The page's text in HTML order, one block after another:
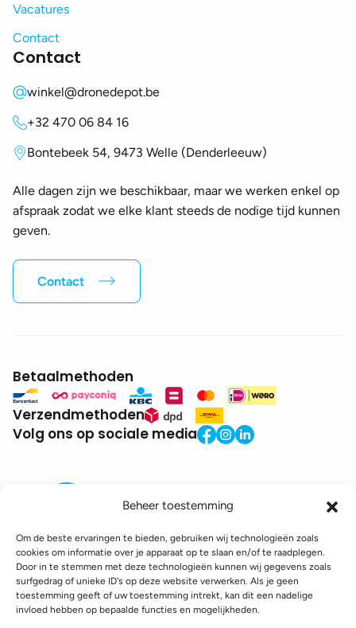
Beheer toestemming
Om de beste ervaringen te bieden, gebruiken wij technologieën zoals
cookies om informatie over je apparaat op te slaan en/of te raadplegen.
Door in te stemmen met deze technologieën kunnen wij gegevens zoals
surfgedrag of unieke ID's op deze website verwerken. Als je geen
toestemming geeft of uw toestemming intrekt, kan dit een nadelige
invloed hebben op bepaalde functies en mogelijkheden.
Vacatures
Contact
Contact
winkel@dronedepot.be
+32 470 06 84 16
Bontebeek 54, 9473 Welle (Denderleeuw)
Alle dagen zijn we beschikbaar, maar we werken enkel op
afspraak zodat we elke klant steeds de nodige tijd kunnen
geven.
Contact
Betaalmethoden
Verzendmethoden
Volg ons op sociale media
BTW: BE0771.941.935
© 2025 DroneDepot. Alle rechten voorbehouden.